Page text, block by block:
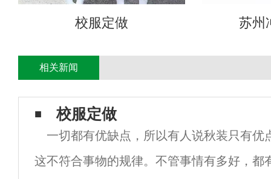
校服定做 苏州
相关新闻
校服定做
一切都有优缺点，所以有人说秋装只有优
这不符合事物的规律。不管事情有多好，都